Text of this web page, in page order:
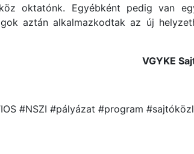
oktatónk. Egyébként pedig van
aztán alkalmazkodtak az új
VGYKE
#NSZI #pályázat #program